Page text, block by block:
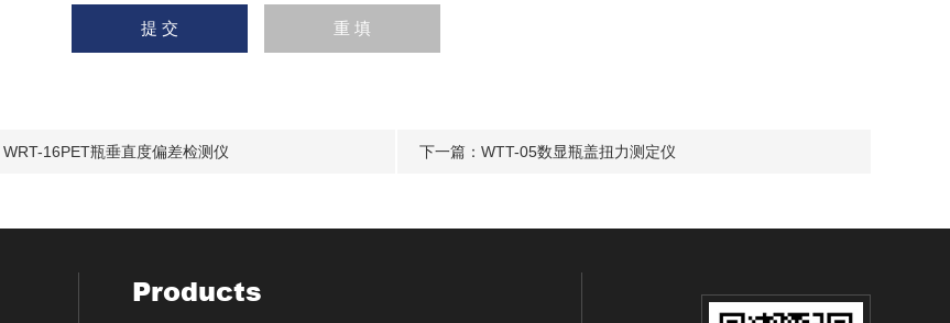
WRT-16PET瓶垂直度偏差检测仪 下一篇： WTT-05数显瓶盖扭力测定仪
Products